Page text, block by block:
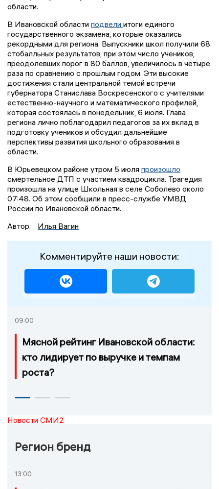
области.
В Ивановской области подвели итоги единого
государственного экзамена, которые оказались
рекордными для региона. Выпускники школ получили 68
стобалльных результатов, при этом число учеников,
преодолевших порог в 80 баллов, увеличилось в четыре
раза по сравнению с прошлым годом. Эти высокие
достижения стали центральной темой встречи
губернатора Станислава Воскресенского с учителями
естественно-научного и математического профилей,
которая состоялась в понедельник, 6 июля. Глава
региона лично поблагодарил педагогов за их вклад в
подготовку учеников и обсудил дальнейшие
перспективы развития школьного образования в
области.
В Юрьевецком районе утром 5 июля произошло
смертельное ДТП с участием квадроцикла. Трагедия
произошла на улице Школьная в селе Соболево около
07:48. Об этом сообщили в пресс-службе УМВД
России по Ивановской области.
Автор:
Илья Вагин
Комментируйте наши новости:
09:00
Мясной рейтинг Ивановской области:
кто лидирует по выручке и темпам
роста?
Новости СМИ2
Регион бренд
13:00